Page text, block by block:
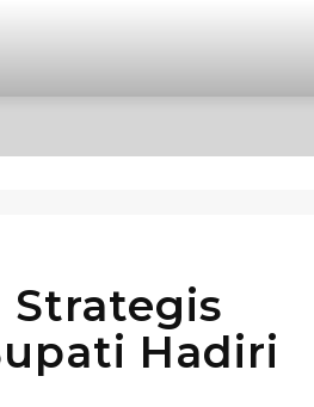
Strategis
Hadiri